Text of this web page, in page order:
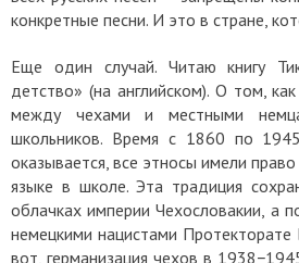
конкретные песни. И это в стране,
Еще один случай. Читаю книгу
детство» (на английском). О том,
между чехами и местными
школьников. Время с 1860 по 1945
оказывается, все этносы имели
языке в школе. Эта традиция
облачках империи Чехословакии, а
немецкими нацистами Протекторате
вот, германизация чехов в